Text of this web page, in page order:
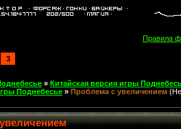
Правила
3
» Китайская версия игры
Поднебесье » Проблема с увеличением